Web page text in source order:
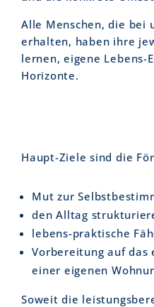
Alle Menschen, die bei
erhalten, haben ihre
lernen, eigene Lebens-
Horizonte.
Haupt-Ziele sind die
Mut zur
den Alltag
lebens-praktische
Vorbereitung auf das
einer eigenen
Soweit die